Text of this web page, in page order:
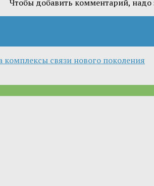
Чтобы добавить комментарий, надо
комплексы связи нового поколения